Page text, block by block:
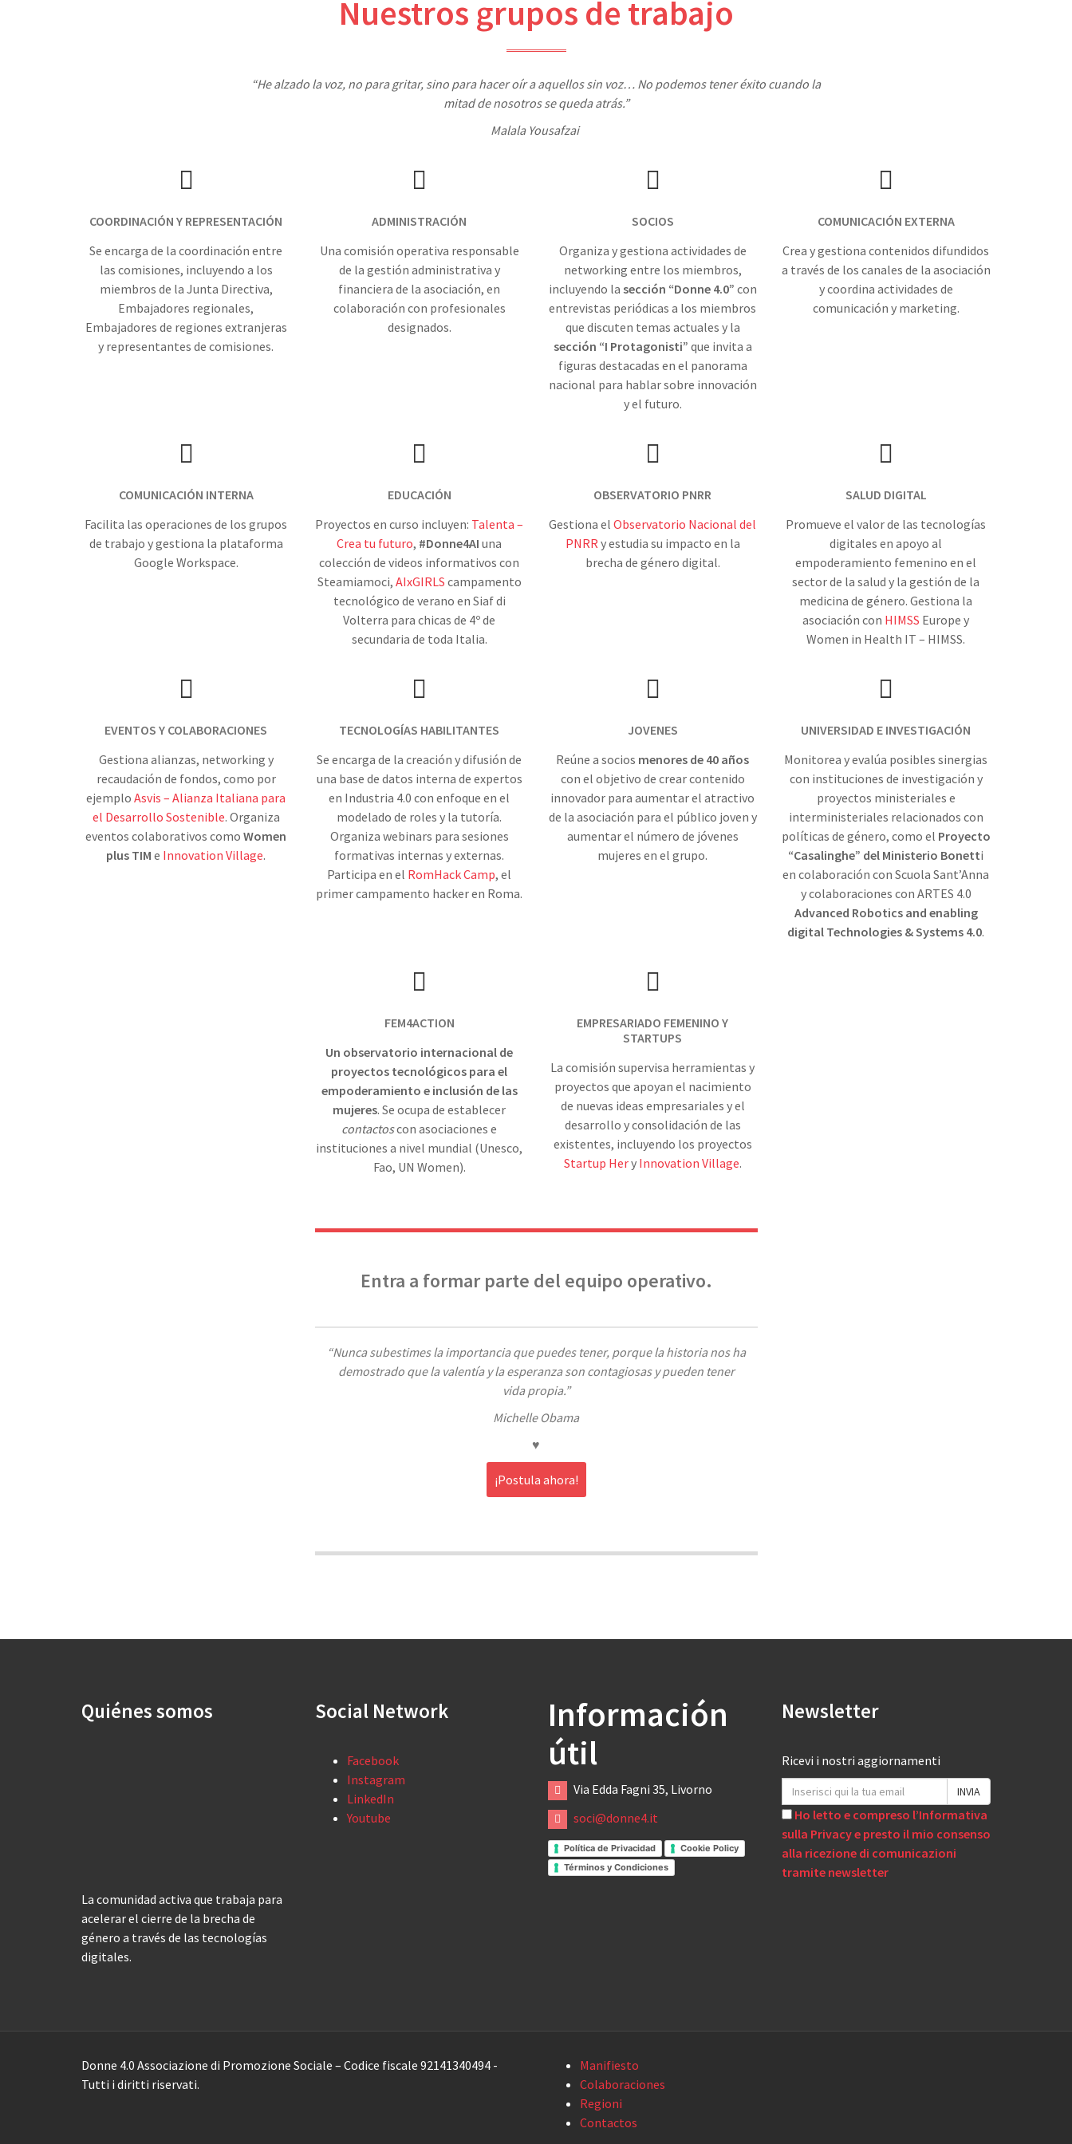
Nuestros grupos de trabajo
“He alzado la voz, no para gritar, sino para hacer oír a aquellos sin voz… No podemos tener éxito cuando la
mitad de nosotros se queda atrás.”
Malala Yousafzai
COORDINACIÓN Y REPRESENTACIÓN
Se encarga de la coordinación entre
las comisiones, incluyendo a los
miembros de la Junta Directiva,
Embajadores regionales,
Embajadores de regiones extranjeras
y representantes de comisiones.
ADMINISTRACIÓN
Una comisión operativa responsable
de la gestión administrativa y
financiera de la asociación, en
colaboración con profesionales
designados.
SOCIOS
Organiza y gestiona actividades de
networking entre los miembros,
incluyendo la sección “Donne 4.0” con
entrevistas periódicas a los miembros
que discuten temas actuales y la
sección “I Protagonisti” que invita a
figuras destacadas en el panorama
nacional para hablar sobre innovación
y el futuro.
COMUNICACIÓN EXTERNA
Crea y gestiona contenidos difundidos
a través de los canales de la asociación
y coordina actividades de
comunicación y marketing.
COMUNICACIÓN INTERNA
Facilita las operaciones de los grupos
de trabajo y gestiona la plataforma
Google Workspace.
EDUCACIÓN
Proyectos en curso incluyen: Talenta –
Crea tu futuro, #Donne4AI una
colección de videos informativos con
Steamiamoci, AIxGIRLS campamento
tecnológico de verano en Siaf di
Volterra para chicas de 4º de
secundaria de toda Italia.
OBSERVATORIO PNRR
Gestiona elObservatorio Nacional del
PNRRy estudia su impacto en la
brecha de género digital.
SALUD DIGITAL
Promueve el valor de las tecnologías
digitales en apoyo al
empoderamiento femenino en el
sector de la salud y la gestión de la
medicina de género. Gestiona la
asociación con HIMSS Europe y
Women in Health IT – HIMSS.
EVENTOS Y COLABORACIONES
Gestiona alianzas, networking y
recaudación de fondos, como por
ejemploAsvis – Alianza Italiana para
el Desarrollo Sostenible. Organiza
eventos colaborativos comoWomen
plus TIMe Innovation Village.
TECNOLOGÍAS HABILITANTES
Se encarga de la creación y difusión de
una base de datos interna de expertos
en Industria 4.0 con enfoque en el
modelado de roles y la tutoría.
Organiza webinars para sesiones
formativas internas y externas.
Participa en el RomHack Camp, el
primer campamento hacker en Roma.
JOVENES
Reúne a socios menores de 40 años
con el objetivo de crear contenido
innovador para aumentar el atractivo
de la asociación para el público joven y
aumentar el número de jóvenes
mujeres en el grupo.
UNIVERSIDAD E INVESTIGACIÓN
Monitorea y evalúa posibles sinergias
con instituciones de investigación y
proyectos ministeriales e
interministeriales relacionados con
políticas de género, como el Proyecto
“Casalinghe” del Ministerio Bonetti
en colaboración con Scuola Sant’Anna
y colaboraciones con ARTES 4.0
Advanced Robotics and enabling
digital Technologies & Systems 4.0.
FEM4ACTION
Un observatorio internacional de
proyectos tecnológicos para el
empoderamiento e inclusión de las
mujeres. Se ocupa de establecer
contactoscon asociaciones e
instituciones a nivel mundial (Unesco,
Fao, UN Women).
EMPRESARIADO FEMENINO Y
STARTUPS
La comisión supervisa herramientas y
proyectos que apoyan el nacimiento
de nuevas ideas empresariales y el
desarrollo y consolidación de las
existentes, incluyendo los proyectos
Startup Hery Innovation Village.
Entra a formar parte del equipo operativo.
“Nunca subestimes la importancia que puedes tener, porque la historia nos ha
demostrado que la valentía y la esperanza son contagiosas y pueden tener
vida propia.”
Michelle Obama
♥️
¡Postula ahora!
Quiénes somos
La comunidad activa que trabaja para
acelerar el cierre de la brecha de
género a través de las tecnologías
digitales.
Social Network
Facebook
Instagram
LinkedIn
Youtube
Información
útil
Via Edda Fagni 35, Livorno
soci@donne4.it
Política de Privacidad
Cookie Policy
Términos y Condiciones
Newsletter
Ricevi i nostri aggiornamenti
Ho letto e compreso l’Informativa
sulla Privacy e presto il mio consenso
alla ricezione di comunicazioni
tramite newsletter
Donne 4.0 Associazione di Promozione Sociale – Codice fiscale 92141340494 -
Tutti i diritti riservati.
Manifiesto
Colaboraciones
Regioni
Contactos